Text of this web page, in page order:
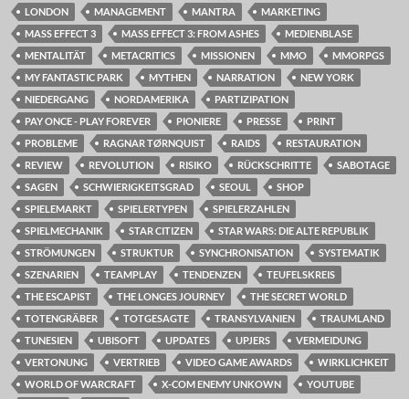
LONDON
MANAGEMENT MANTRA
MARKETING
MASS EFFECT 3
MASS EFFECT 3: FROM ASHES
MEDIENBLASE
MENTALITÄT
METACRITICS MISSIONEN MMO
MMORPGS
MY FANTASTIC PARK
MYTHEN NARRATION
NEW YORK
NIEDERGANG
NORDAMERIKA
PARTIZIPATION
PAY ONCE - PLAY FOREVER
PIONIERE PRESSE
PRINT
PROBLEME
RAGNAR TØRNQUIST RAIDS
RESTAURATION
REVIEW
REVOLUTION RISIKO RÜCKSCHRITTE
SABOTAGE
SAGEN
SCHWIERIGKEITSGRAD SEOUL
SHOP
SPIELEMARKT
SPIELERTYPEN
SPIELERZAHLEN
SPIELMECHANIK
STAR CITIZEN
STAR WARS: DIE ALTE REPUBLIK
STRÖMUNGEN
STRUKTUR SYNCHRONISATION
SYSTEMATIK
SZENARIEN
TEAMPLAY TENDENZEN
TEUFELSKREIS
THE ESCAPIST
THE LONGES JOURNEY
THE SECRET WORLD
TOTENGRÄBER
TOTGESAGTE TRANSYLVANIEN
TRAUMLAND
TUNESIEN
UBISOFT UPDATES UPJERS
VERMEIDUNG
VERTONUNG
VERTRIEB VIDEO GAME AWARDS
WIRKLICHKEIT
WORLD OF WARCRAFT
X-COM ENEMY UNKOWN
YOUTUBE